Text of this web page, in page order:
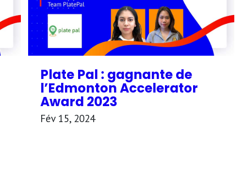
Plate Pal : gagnante de
l’Edmonton Accelerator
Award 2023
Fév 15, 2024